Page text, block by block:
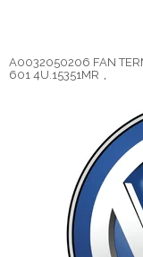
A0032050206 FAN
601 4U.15351MR ,